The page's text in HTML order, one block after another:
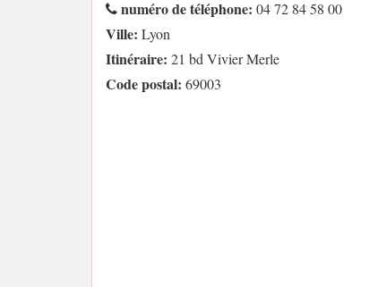
numéro de téléphone: 04 72 84 58 00
Ville: Lyon
Itinéraire: 21 bd Vivier Merle
Code postal: 69003